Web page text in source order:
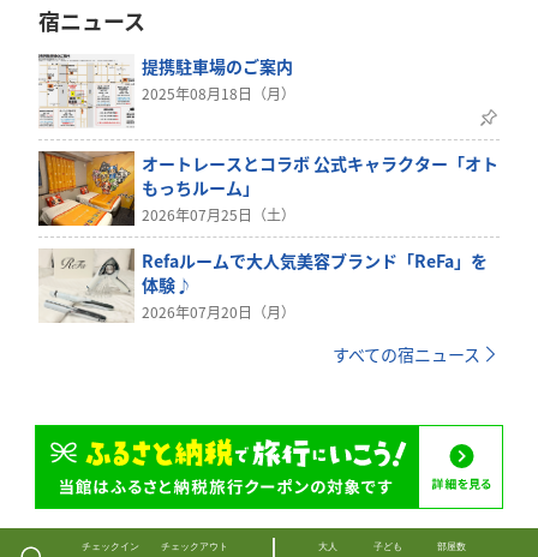
宿ニュース
提携駐車場のご案内
2025年08月18日（月）
オートレースとコラボ 公式キャラクター「オト
もっちルーム」
2026年07月25日（土）
Refaルームで大人気美容ブランド「ReFa」を
体験♪
2026年07月20日（月）
すべての宿ニュース
チェックイン チェックアウト 大人 子ども 部屋数